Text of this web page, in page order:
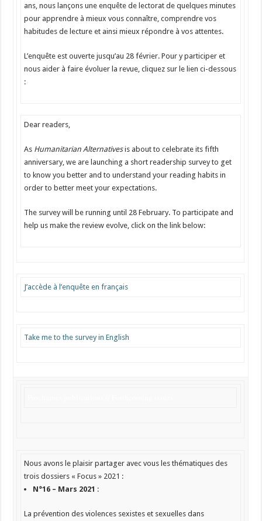
ans, nous lançons une enquête de lectorat de quelques minutes
pour apprendre à mieux vous connaître, comprendre vos
habitudes de lecture et ainsi mieux répondre à vos attentes.
L’enquête est ouverte jusqu’au 28 février. Pour y participer et
nous aider à faire évoluer la revue, cliquez sur le lien ci-dessous
:
Dear readers,
As Humanitarian Alternativesis about to celebrate its fifth
anniversary, we are launching a short readership survey to get
to know you better and to understand your reading habits in
order to better meet your expectations.
The survey will be running until 28 February. To participate and
help us make the review evolve, click on the link below:
J’accède à l’enquête en français
Take me to the survey in English
Nous avons le plaisir partager avec vous les thématiques des
trois dossiers « Focus » 2021 :
N°16 – Mars 2021 :
La prévention des violences sexistes et sexuelles dans